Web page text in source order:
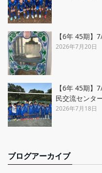
【6年 45期】
2026年7月20日
【6年 45期
民交流センタ
2026年7月18日
ブログアーカイブ